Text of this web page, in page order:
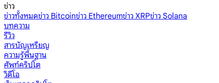
ข่าว
ข่าวทั้งหมดข่าว Bitcoinข่าว Ethereumข่าว XRPข่าว Solana
บทความ
รีวิว
สารบัญเหรียญ
ความรู้พื้นฐาน
ศัพท์คริปโต
วิดีโอ